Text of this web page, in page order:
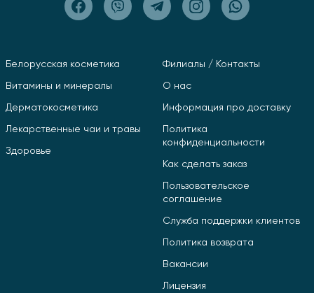
Белорусская косметика
Витамины и минералы
Дерматокосметика
Лекарственные чаи и травы
Здоровье
Филиалы / Контакты
О нас
Информация про доставку
Политика
конфиденциальности
Как сделать заказ
Пользовательское
соглашение
Служба поддержки клиентов
Политика возврата
Вакансии
Лицензия